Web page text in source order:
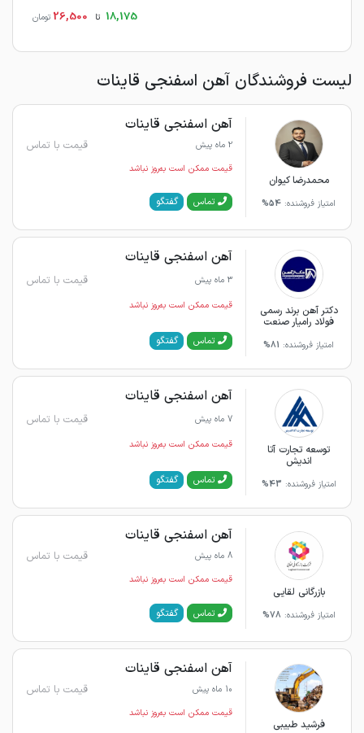
18,175 تا 26,500 تومان
لیست فروشندگان آهن اسفنجی قاینات
محمدرضا کیوان
امتیاز فروشنده: 54%
آهن اسفنجی قاینات
2 ماه پیش قیمت با تماس
قیمت ممکن است به‌روز نباشد
تماس گفتگو
دکتر آهن برند رسمی
فولاد رامیار صنعت
امتیاز فروشنده: 81%
آهن اسفنجی قاینات
3 ماه پیش قیمت با تماس
قیمت ممکن است به‌روز نباشد
تماس گفتگو
توسعه تجارت آتا
اندیش
امتیاز فروشنده: 43%
آهن اسفنجی قاینات
7 ماه پیش قیمت با تماس
قیمت ممکن است به‌روز نباشد
تماس گفتگو
بازرگانی لقایی
امتیاز فروشنده: 78%
آهن اسفنجی قاینات
8 ماه پیش قیمت با تماس
قیمت ممکن است به‌روز نباشد
تماس گفتگو
فرشید طبیبی
آهن اسفنجی قاینات
10 ماه پیش قیمت با تماس
قیمت ممکن است به‌روز نباشد